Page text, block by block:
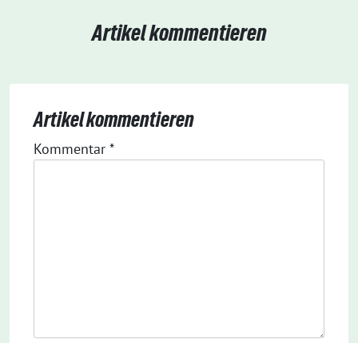
Artikel kommentieren
Artikel kommentieren
Kommentar *